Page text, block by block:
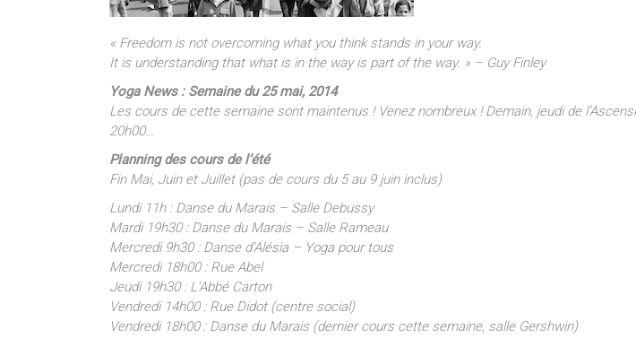
« Freedom is not overcoming what you think stands in your way.
It is understanding that what is in the way is part of the way. » – Guy Finley
Yoga News : Semaine du 25 mai, 2014
Les cours de cette semaine sont maintenus ! Venez nombreux ! Demain, jeudi de
20h00…
Planning des cours de l’été
Fin Mai, Juin et Juillet (pas de cours du 5 au 9 juin inclus)
Lundi 11h : Danse du Marais – Salle Debussy
Mardi 19h30 : Danse du Marais – Salle Rameau
Mercredi 9h30 : Danse d’Alésia – Yoga pour tous
Mercredi 18h00 : Rue Abel
Jeudi 19h30 : L’Abbé Carton
Vendredi 14h00 : Rue Didot (centre social)
Vendredi 18h00 : Danse du Marais (dernier cours cette semaine, salle Gershwin)